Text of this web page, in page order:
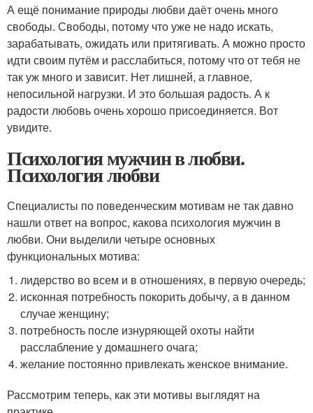
А ещё понимание природы любви даёт очень много
свободы. Свободы, потому что уже не надо искать,
зарабатывать, ожидать или притягивать. А можно просто
идти своим путём и расслабиться, потому что от тебя не
так уж много и зависит. Нет лишней, а главное,
непосильной нагрузки. И это большая радость. А к
радости любовь очень хорошо присоединяется. Вот
увидите.
Психология мужчин в любви.
Психология любви
Специалисты по поведенческим мотивам не так давно
нашли ответ на вопрос, какова психология мужчин в
любви. Они выделили четыре основных
функциональных мотива:
лидерство во всем и в отношениях, в первую очередь;
исконная потребность покорить добычу, а в данном
случае женщину;
потребность после изнуряющей охоты найти
расслабление у домашнего очага;
желание постоянно привлекать женское внимание.
Рассмотрим теперь, как эти мотивы выглядят на